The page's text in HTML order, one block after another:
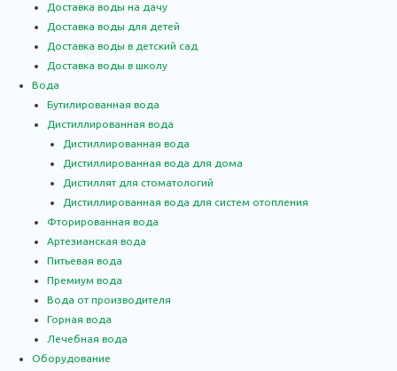
Доставка воды на дачу
Доставка воды для детей
Доставка воды в детский сад
Доставка воды в школу
Вода
Бутилированная вода
Дистиллированная вода
Дистиллированная вода
Дистиллированная вода для дома
Дистиллят для стоматологий
Дистиллированная вода для систем отопления
Фторированная вода
Артезианская вода
Питьевая вода
Премиум вода
Вода от производителя
Горная вода
Лечебная вода
Оборудование